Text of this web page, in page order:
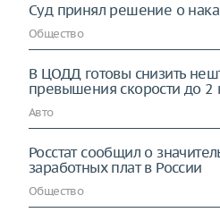
Суд принял решение о
Общество
В ЦОДД готовы снизить
превышения скорости до 2
Авто
Росстат сообщил о
заработных плат в России
Общество